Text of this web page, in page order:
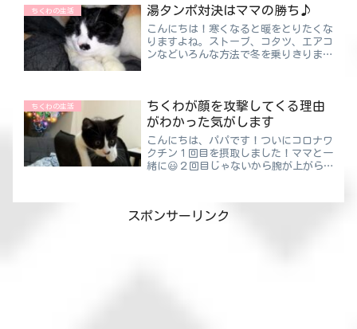
パパにもありました。ちくわパパコーラ
だと思ってるからニオイも嗅...
ちくわの生活 湯タンポ対決はママの勝ち♪
こんにちは！寒くなると暖をとりたくな
りますよね。ストーブ、コタツ、エアコ
ンなどいろんな方法で冬を乗りきります
ポ対決はママの勝ち♪ちくわを...
ちくわの生活
ちくわが顔を攻撃してくる理由
がわかった気がします
こんにちは、パパです！ついにコロナワ
クチン１回目を摂取しました！ママと一
緒に😃２回目じゃないから腕が上がら
マにはまだ相談してないけど・・・副反
応ないといいなぁ😅ちくわが...
スポンサーリンク